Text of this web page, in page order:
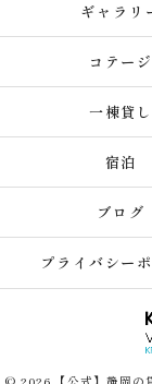
ギャラリ
コテージ
一棟貸し
宿泊
ブログ
プライバシー